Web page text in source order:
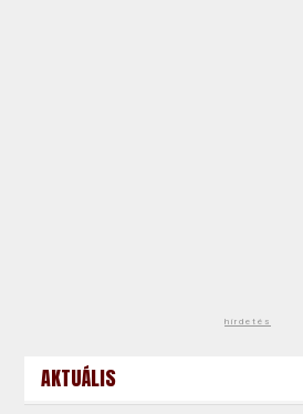
hirdetés
AKTUÁLIS